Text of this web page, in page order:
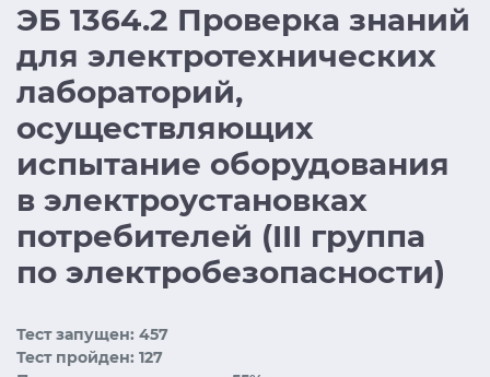
ЭБ 1364.2 Проверка знаний
для электротехнических
лабораторий,
осуществляющих
испытание оборудования
в электроустановках
потребителей (III группа
по электробезопасности)
Тест запущен: 457
Тест пройден: 127